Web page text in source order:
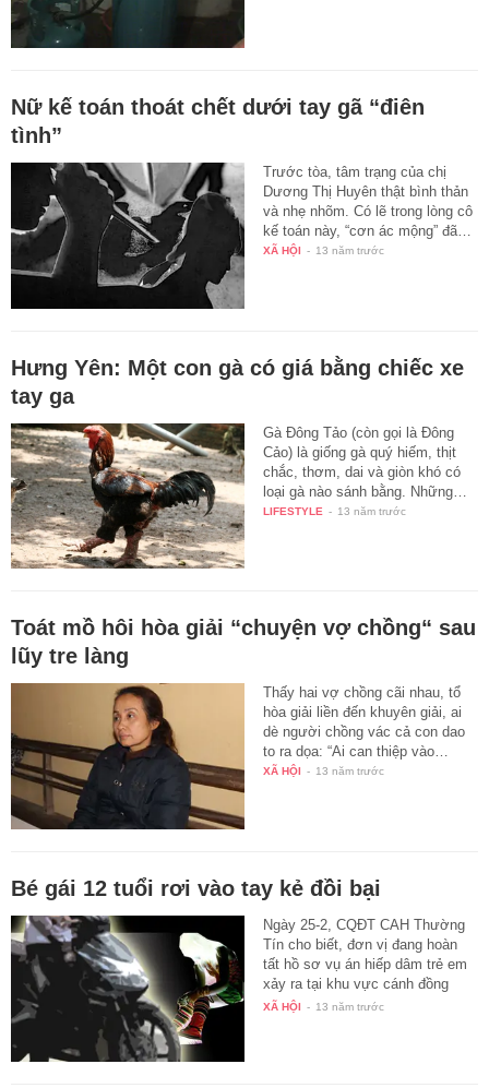
Nữ kế toán thoát chết dưới tay gã “điên
tình”
Trước tòa, tâm trạng của chị
Dương Thị Huyên thật bình thản
và nhẹ nhõm. Có lẽ trong lòng cô
kế toán này, “cơn ác mộng” đã…
XÃ HỘI - 13 năm trước
Hưng Yên: Một con gà có giá bằng chiếc xe
tay ga
Gà Đông Tảo (còn gọi là Đông
Cảo) là giống gà quý hiếm, thịt
chắc, thơm, dai và giòn khó có
loại gà nào sánh bằng. Những…
LIFESTYLE - 13 năm trước
Toát mồ hôi hòa giải “chuyện vợ chồng“ sau
lũy tre làng
Thấy hai vợ chồng cãi nhau, tổ
hòa giải liền đến khuyên giải, ai
dè người chồng vác cả con dao
to ra dọa: “Ai can thiệp vào…
XÃ HỘI - 13 năm trước
Bé gái 12 tuổi rơi vào tay kẻ đồi bại
Ngày 25-2, CQĐT CAH Thường
Tín cho biết, đơn vị đang hoàn
tất hồ sơ vụ án hiếp dâm trẻ em
xảy ra tại khu vực cánh đồng
Bờ…
XÃ HỘI - 13 năm trước